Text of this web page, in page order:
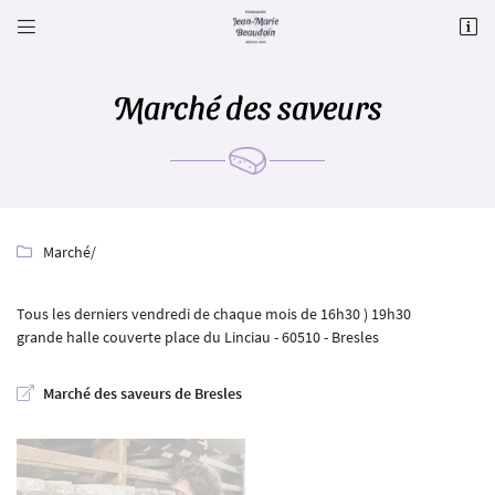
 
09 71 20 83 40
 Adresse email de réception
 Recopier le code ci-contre
Rafraîchir le captcha
Marché des saveurs
 Marché/
Tous les derniers vendredi de chaque mois de 16h30 ) 19h30
grande halle couverte place du Linciau - 60510 - Bresles
Marché des saveurs de Bresles